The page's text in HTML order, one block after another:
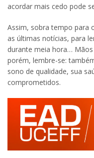
acordar mais cedo pode
Assim, sobra tempo para
as últimas notícias, para
durante meia hora…
porém, lembre-se:
sono de qualidade, sua
comprometidos.